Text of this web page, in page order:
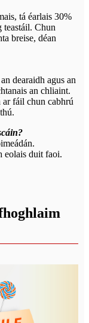
tá éarlais 30%
teastáil. Chun
breise, déan
dearaidh agus an
an chliaint.
ar fáil chun cabhrú
eolais duit faoi.